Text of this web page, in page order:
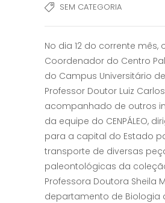
SEM CATEGORIA
No dia 12 do corrente mês,
Coordenador do Centro
do Campus Universitário
Professor Doutor Luiz
acompanhado de outros
da equipe do CENPÁLEO,
para a capital do Estado
transporte de diversas
paleontológicas da
Professora Doutora Sheila
departamento de Biologia